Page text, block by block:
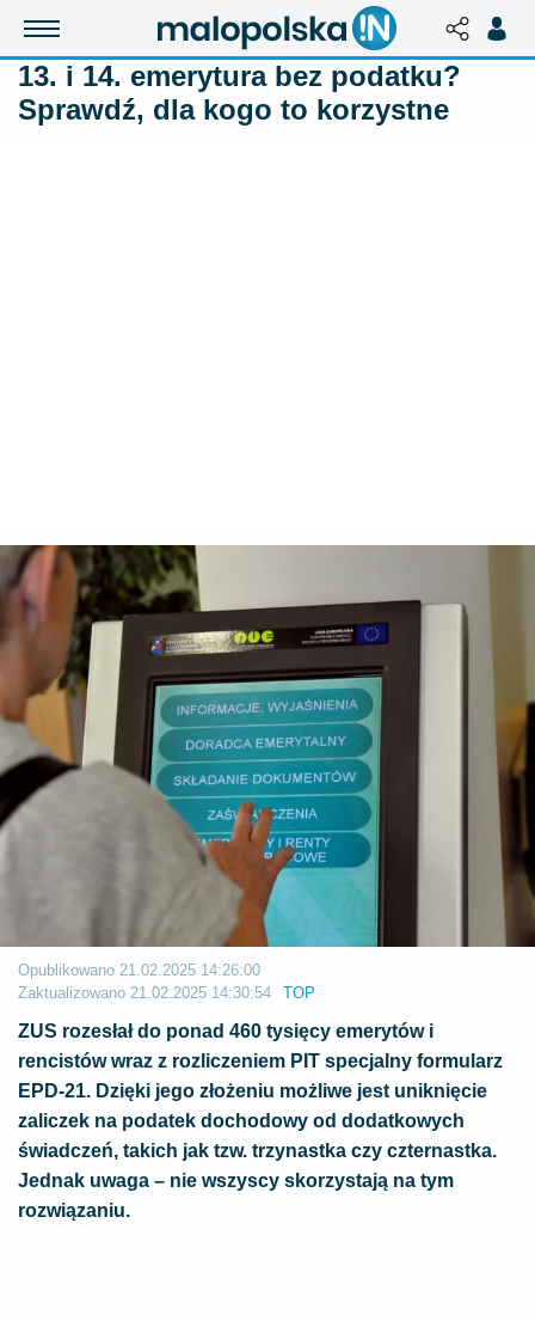
13. i 14. emerytura bez podatku?
Sprawdź, dla kogo to korzystne
Opublikowano 21.02.2025 14:26:00
Zaktualizowano 21.02.2025 14:30:54 TOP
ZUS rozesłał do ponad 460 tysięcy emerytów i
rencistów wraz z rozliczeniem PIT specjalny formularz
EPD-21. Dzięki jego złożeniu możliwe jest uniknięcie
zaliczek na podatek dochodowy od dodatkowych
świadczeń, takich jak tzw. trzynastka czy czternastka.
Jednak uwaga – nie wszyscy skorzystają na tym
rozwiązaniu.